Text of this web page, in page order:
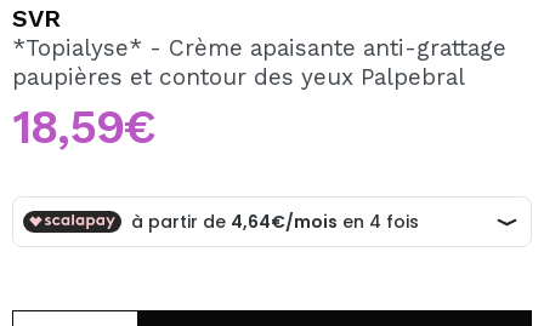
En créant un compte sur Maquibeauty.fr vous pourrez
effectuer vos achats rapidement, vérifier l'état de vos
SVR
*Topialyse* - Crème apaisante anti-grattage
paupières et contour des yeux Palpebral
18,59€